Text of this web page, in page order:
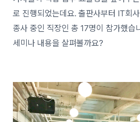
로 진행되었는데요. 출판사부터 IT회
종사 중인 직장인 총 17명이 참가했습
세미나 내용을 살펴볼까요?